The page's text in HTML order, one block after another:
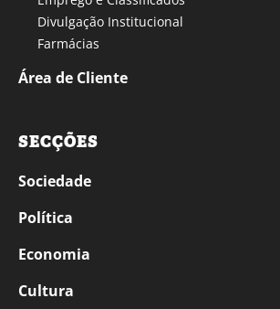
Divulgação Institucional
Farmácias
Área de Cliente
SECÇÕES
Sociedade
Política
Economia
Cultura